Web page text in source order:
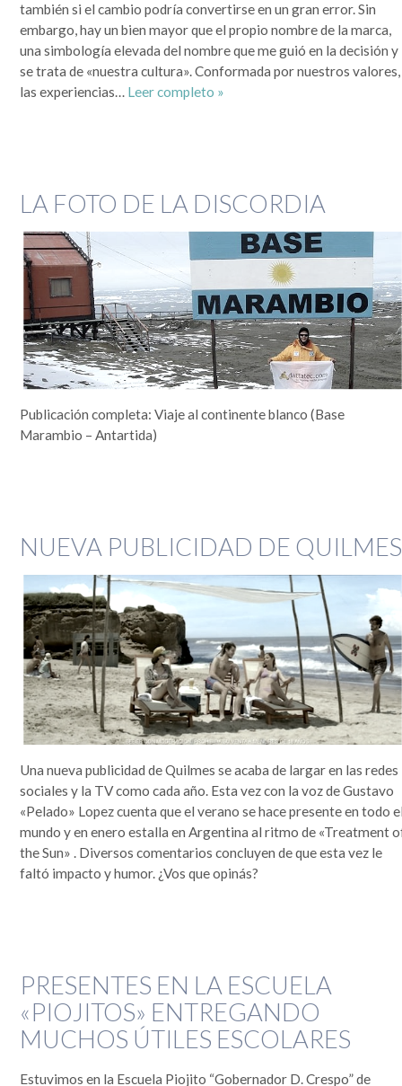
también si el cambio podría convertirse en un gran error. Sin
embargo, hay un bien mayor que el propio nombre de la marca,
una simbología elevada del nombre que me guió en la decisión y
se trata de «nuestra cultura». Conformada por nuestros valores,
las experiencias… Leer completo »
LA FOTO DE LA DISCORDIA
Publicación completa: Viaje al continente blanco (Base
Marambio – Antartida)
NUEVA PUBLICIDAD DE QUILMES
Una nueva publicidad de Quilmes se acaba de largar en las redes
sociales y la TV como cada año. Esta vez con la voz de Gustavo
«Pelado» Lopez cuenta que el verano se hace presente en todo
mundo y en enero estalla en Argentina al ritmo de «Treatment
the Sun» . Diversos comentarios concluyen de que esta vez le
faltó impacto y humor. ¿Vos que opinás?
PRESENTES EN LA ESCUELA
«PIOJITOS» ENTREGANDO
MUCHOS ÚTILES ESCOLARES
Estuvimos en la Escuela Piojito “Gobernador D. Crespo” de